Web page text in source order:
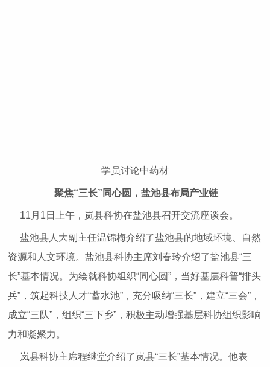
学员讨论中药材
聚焦“三长”同心圆，盐池县布局产业链
11月1日上午，岚县科协在盐池县召开交流座谈会。
盐池县人大副主任温锦梅介绍了盐池县的地域环境、自然
资源和人文环境。盐池县科协主席刘春玲介绍了盐池县“三
长”基本情况。为绘就科协组织“同心圆”，当好基层科普“排头
兵”，筑起科技人才“蓄水池”，充分吸纳“三长”，建立“三会”，
成立“三队”，组织“三下乡”，积极主动增强基层科协组织影响
力和凝聚力。
岚县科协主席程继堂介绍了岚县“三长”基本情况。他表